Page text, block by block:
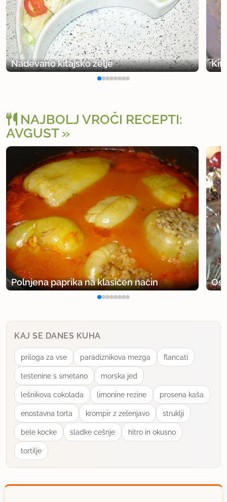
Nadevano kitajsko zelje
NAJBOLJ VROČI RECEPTI:
AVGUST
Polnjena paprika na klasičen način
KAJ SE DANES KUHA
priloga za vse paradiznikova mezga flancati
testenine s smetano morska jed
lešnikova cokolada limonine rezine prosena kaša
enostavna torta krompir z zelenjavo struklji
bele kocke sladke cešnje hitro in okusno
tortilje